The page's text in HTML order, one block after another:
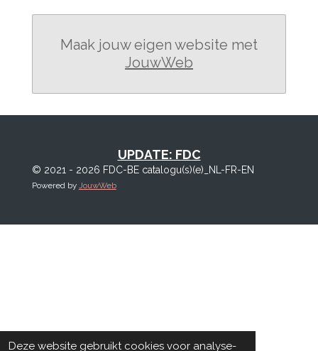
Deze website gebruikt cookies voor analyse-
Maak jouw eigen website met
JouwWeb
UPDATE: FDC
© 2021 - 2026 FDC-BE catalogu(s)(e)_NL-FR-EN
Powered by JouwWeb